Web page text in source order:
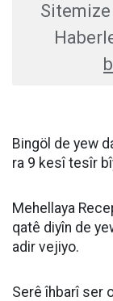
Bingöl de yew
ra 9 kesî tesîr
Mehellaya
qatê diyîn de
adir vejiyo.
Serê îhbarî ser